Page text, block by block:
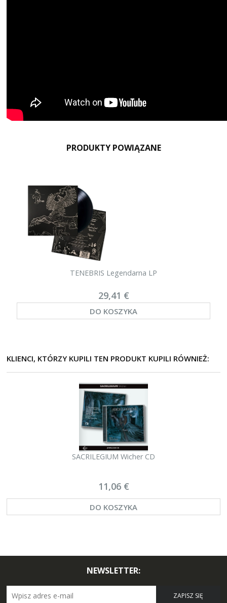
PRODUKTY POWIĄZANE
TENEBRIS Legendarna LP
29,41 €
DO KOSZYKA
KLIENCI, KTÓRZY KUPILI TEN PRODUKT KUPILI RÓWNIEŻ:
SACRILEGIUM Wicher CD
11,06 €
DO KOSZYKA
NEWSLETTER:
ZAPISZ SIĘ